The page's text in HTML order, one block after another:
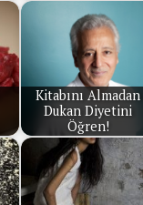
Kitabını Almadan
Dukan Diyetini
Öğren!